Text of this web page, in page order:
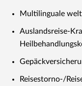
Multilinguale
Auslandsreise-
Reisestorno-/